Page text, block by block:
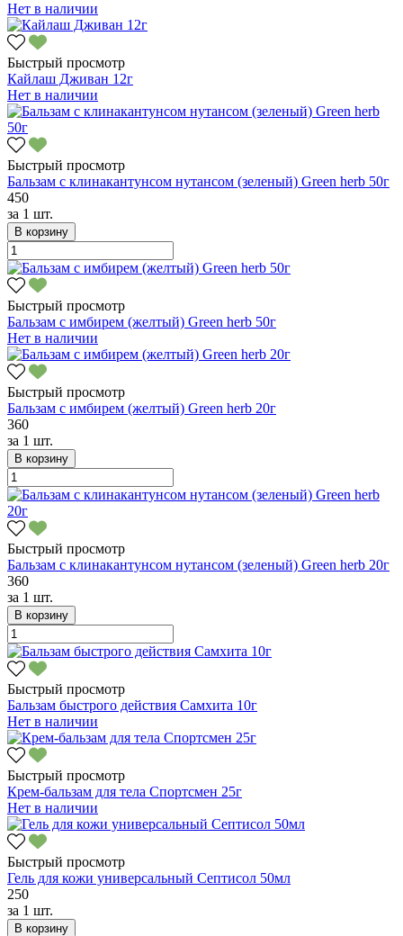
Нет в наличии
Быстрый просмотр
Кайлаш Дживан 12г
Нет в наличии
Быстрый просмотр
Бальзам с клинакантунсом нутансом (зеленый) Green herb 50г
450
за 1 шт.
В корзину
Быстрый просмотр
Бальзам с имбирем (желтый) Green herb 50г
Нет в наличии
Быстрый просмотр
Бальзам с имбирем (желтый) Green herb 20г
360
за 1 шт.
В корзину
Быстрый просмотр
Бальзам с клинакантунсом нутансом (зеленый) Green herb 20г
360
за 1 шт.
В корзину
Быстрый просмотр
Бальзам быстрого действия Самхита 10г
Нет в наличии
Быстрый просмотр
Крем-бальзам для тела Спортсмен 25г
Нет в наличии
Быстрый просмотр
Гель для кожи универсальный Септисол 50мл
250
за 1 шт.
В корзину